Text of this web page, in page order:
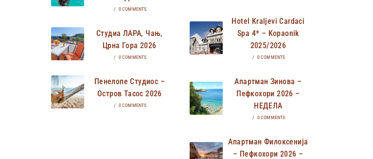
/ 0 COMMENTS
Студиа ЛАРА, Чањ,
Црна Гора 2026
/ 0 COMMENTS
Пенелопе Студиос –
Остров Тасос 2026
/ 0 COMMENTS
Hotel Kraljevi Cardaci
Spa 4* – Kopaonik
2025/2026
/ 0 COMMENTS
Апартман Зинова –
Пефкохори 2026 –
НЕДЕЛА
/ 0 COMMENTS
Апартман Филоксенија
– Пефкохори 2026 –